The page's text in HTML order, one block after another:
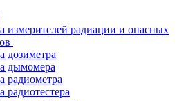
измерителей радиации и опасных
дозиметра
дымомера
радиометра
радиотестера